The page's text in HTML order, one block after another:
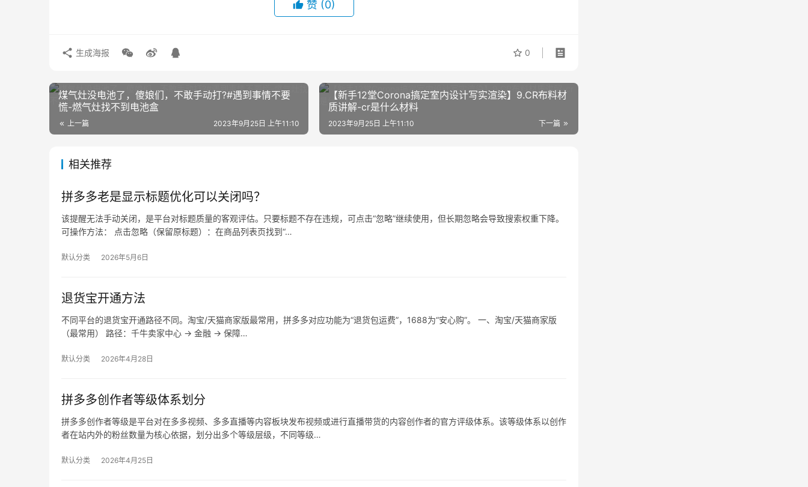
赞 (0)
0
生成海报
煤气灶没电池了，傻娘们，不敢手动打?#遇到事情不要
慌-燃气灶找不到电池盒
上一篇 2023年9月25日 上午11:10
【新手12堂Corona搞定室内设计写实渲染】9.CR布料材
质讲解-cr是什么材料
下一篇
2023年9月25日 上午11:10
相关推荐
拼多多老是显示标题优化可以关闭吗？
该提醒无法手动关闭，是平台对标题质量的客观评估。只要标题不存在违规，可点击“忽略”继续使用，但长期忽略会导致搜索权重下降。
可操作方法： 点击忽略（保留原标题）：在商品列表页找到“…
默认分类 2026年5月6日
退货宝开通方法
不同平台的退货宝开通路径不同。淘宝/天猫商家版最常用，拼多多对应功能为“退货包运费”，1688为“安心购”。 一、淘宝/天猫商家版
（最常用） 路径：千牛卖家中心 → 金融 → 保障…
默认分类 2026年4月28日
拼多多创作者等级体系划分
拼多多创作者等级是平台对在多多视频、多多直播等内容板块发布视频或进行直播带货的内容创作者的官方评级体系。该等级体系以创作
者在站内外的粉丝数量为核心依据，划分出多个等级层级，不同等级…
默认分类 2026年4月25日